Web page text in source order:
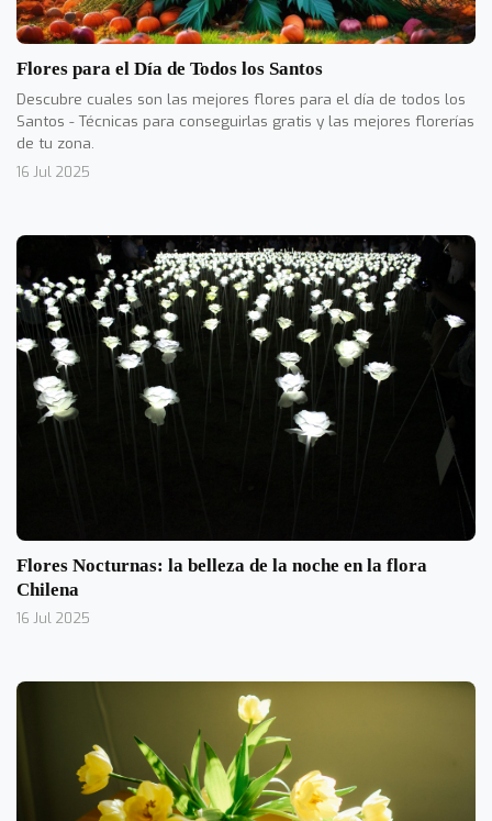
Flores para el Día de Todos los Santos
Descubre cuales son las mejores flores para el día de todos los
Santos - Técnicas para conseguirlas gratis y las mejores florerías
de tu zona.
16 Jul 2025
Flores Nocturnas: la belleza de la noche en la flora
Chilena
16 Jul 2025